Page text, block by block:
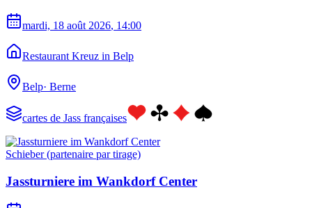
mardi, 18 août 2026, 14:00
Restaurant Kreuz in Belp
Belp· Berne
cartes de Jass françaises
Schieber (partenaire par tirage)
Jassturniere im Wankdorf Center